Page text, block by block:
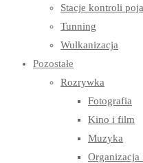
Stacje kontroli
Tunning
Wulkanizacja
Pozostałe
Rozrywka
Fotografia
Kino i film
Muzyka
Organizacja